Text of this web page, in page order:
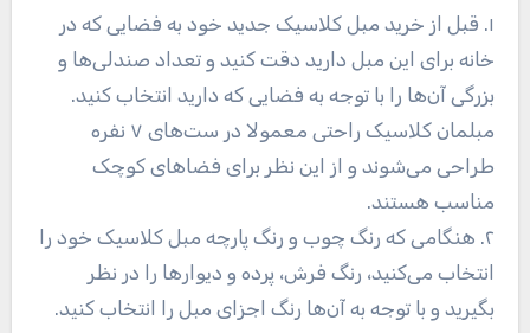
۱. قبل از خرید مبل کلاسیک جدید خود به فضایی که در
خانه برای این مبل دارید دقت کنید و تعداد صندلی‌ها و
بزرگی آن‌ها را با توجه به فضایی که دارید انتخاب کنید.
مبلمان کلاسیک راحتی معمولا در ست‌های ۷ نفره
طراحی می‌شوند و از این نظر برای فضا‌های کوچک
مناسب هستند.
۲. هنگامی که رنگ چوب و رنگ پارچه مبل کلاسیک خود را
انتخاب می‌کنید، رنگ فرش، پرده و دیوار‌ها را در نظر
بگیرید و با توجه به آن‌ها رنگ اجزای مبل را انتخاب کنید.